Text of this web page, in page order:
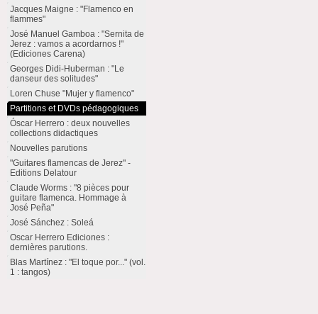
Jacques Maigne : "Flamenco en
flammes"
José Manuel Gamboa : "Sernita de
Jerez : vamos a acordarnos !"
(Ediciones Carena)
Georges Didi-Huberman : "Le
danseur des solitudes"
Loren Chuse "Mujer y flamenco"
Partitions et DVDs pédagogiques
Óscar Herrero : deux nouvelles
collections didactiques
Nouvelles parutions
"Guitares flamencas de Jerez" -
Editions Delatour
Claude Worms : "8 pièces pour
guitare flamenca. Hommage à
José Peña"
José Sánchez : Soleá
Oscar Herrero Ediciones :
dernières parutions.
Blas Martínez : "El toque por..." (vol.
1 : tangos)